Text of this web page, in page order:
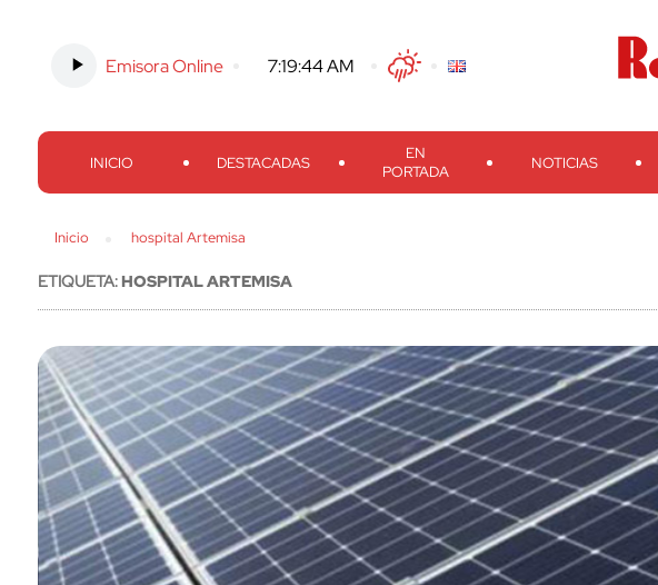
Emisora Online -7:19:45 AM TwitterFacebook
Threads
Instagram TelegramTeveo
INICIO DESTACADAS
EN
PORTADA
NOTICIAS
Inicio hospital Artemisa
ETIQUETA:HOSPITAL ARTEMISA